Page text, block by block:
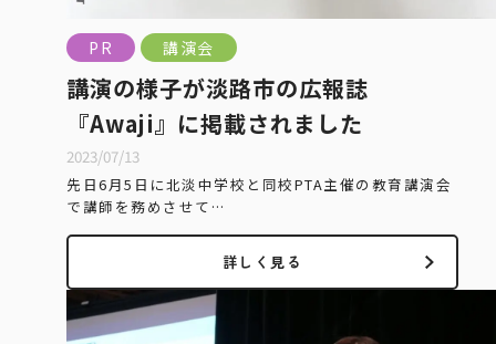
PR 講演会
講演の様子が淡路市の広報誌
『Awaji』に掲載されました
2023/07/13
先日6月5日に北淡中学校と同校PTA主催の教育講演会
で講師を務めさせて…
詳しく見る